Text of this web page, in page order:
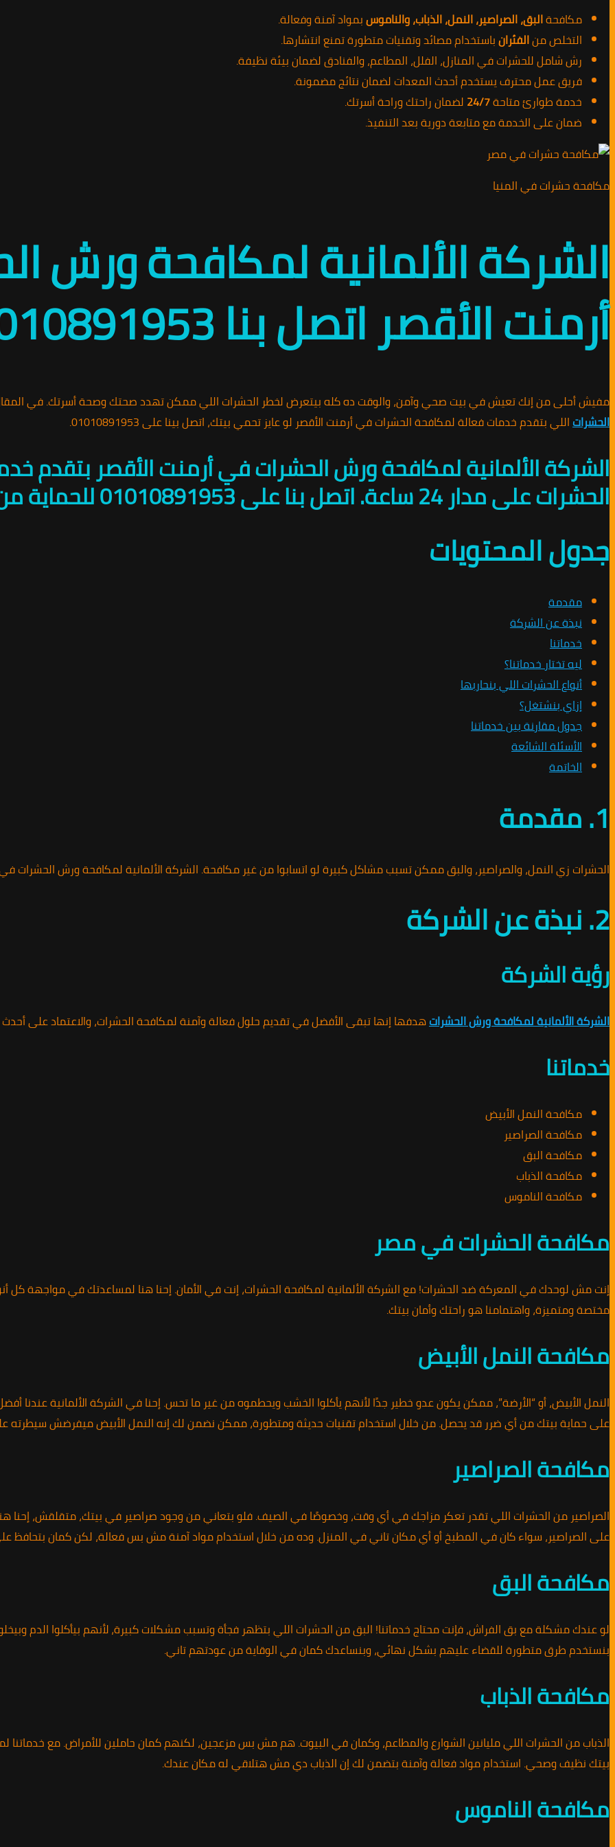
مكافحةالبق، الصراصير، النمل، الذباب، والناموسبمواد آمنة وفعالة.
التخلص منالفئرانباستخدام مصائد وتقنيات متطورة تمنع انتشارها.
رش شامل للحشرات في المنازل، الفلل، المطاعم، والفنادق لضمان بيئة نظيفة.
فريق عمل محترف يستخدم أحدث المعدات لضمان نتائج مضمونة.
خدمة طوارئ متاحة24/7 لضمان راحتك وراحة أسرتك.
ضمان على الخدمة مع متابعة دورية بعد التنفيذ.
مكافحة حشرات في المنيا
الشركة الألمانية لمكافحة ورش
أرمنت الأقصر اتصل بنا 01010891953
مفيش أحلى من إنك تعيش في بيت صحي وآمن، والوقت ده كله بيتعرض لخطر الحشرات اللي ممكن تهدد صحتك وصحة أسرتك. في
الحشراتاللي بتقدم خدمات فعالة لمكافحة الحشرات في أرمنت الأقصر لو عايز تحمي بيتك، اتصل بينا على 01010891953.
الشركة الألمانية لمكافحة ورش الحشرات في أرمنت الأقصر بتقدم
الحشرات على مدار 24 ساعة. اتصل بنا على 01010891953 للحماية من الحشرات.
جدول المحتويات
مقدمة
نبذة عن الشركة
خدماتنا
ليه تختار خدماتنا؟
أنواع الحشرات اللي بنحاربها
إزاي بنشتغل؟
جدول مقارنة بين خدماتنا
الأسئلة الشائعة
الخاتمة
1. مقدمة
الحشرات زي النمل، والصراصير، والبق ممكن تسبب مشاكل كبيرة لو اتسابوا من غير مكافحة. الشركة الألمانية لمكافحة ورش
2. نبذة عن الشركة
رؤية الشركة
الشركة الألمانية لمكافحة ورش الحشراتهدفها إنها تبقى الأفضل في تقديم حلول فعالة وآمنة لمكافحة الحشرات، والاعتماد على أحدث
خدماتنا
مكافحة النمل الأبيض
مكافحة الصراصير
مكافحة البق
مكافحة الذباب
مكافحة الناموس
مكافحة الحشرات في مصر
إنت مش لوحدك في المعركة ضد الحشرات! مع الشركة الألمانية لمكافحة الحشرات، إنت في الأمان. إحنا هنا لمساعدتك في مواجهة كل
مختصة ومتميزة، واهتمامنا هو راحتك وأمان بيتك.
مكافحة النمل الأبيض
النمل الأبيض، أو “الأرضة”، ممكن يكون عدو خطير جدًا لأنهم يأكلوا الخشب ويحطموه من غير ما تحس. إحنا في الشركة الألمانية عندنا
على حماية بيتك من أي ضرر قد يحصل. من خلال استخدام تقنيات حديثة ومتطورة، ممكن نضمن لك إنه النمل الأبيض ميفرضش سيطرته
مكافحة الصراصير
الصراصير من الحشرات اللي تقدر تعكر مزاجك في أي وقت، وخصوصًا في الصيف. فلو بتعاني من وجود صراصير في بيتك، متقلقش، إحنا
على الصراصير، سواء كان في المطبخ أو أي مكان تاني في المنزل. وده من خلال استخدام مواد آمنة مش بس فعالة، لكن كمان بتحافظ
مكافحة البق
لو عندك مشكلة مع بق الفراش، فإنت محتاج خدماتنا! البق من الحشرات اللي بتظهر فجأة وتسبب مشكلات كبيرة، لأنهم بيأكلوا الدم
بنستخدم طرق متطورة للقضاء عليهم بشكل نهائي، وبنساعدك كمان في الوقاية من عودتهم تاني.
مكافحة الذباب
الذباب من الحشرات اللي مليانين الشوارع والمطاعم، وكمان في البيوت. هم مش بس مزعجين، لكنهم كمان حاملين للأمراض. مع خدماتنا
بيتك نظيف وصحي. استخدام مواد فعالة وآمنة بتضمن لك إن الذباب دي مش هتلاقي له مكان عندك.
مكافحة الناموس